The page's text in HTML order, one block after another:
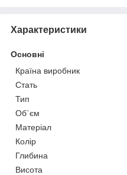
Характеристики
Основні
Країна виробник
Стать
Тип
Об`єм
Матеріал
Колір
Глибина
Висота